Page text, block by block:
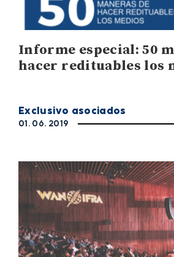
Informe especial: 50
hacer redituables los
Exclusivo asociados
01. 06. 2019